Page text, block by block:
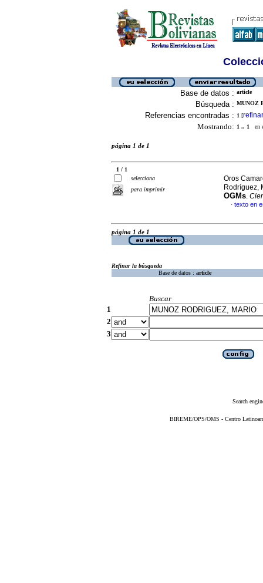
Base de datos : article
Búsqueda : MUNOZ
Referencias encontradas : 1 [refinar
Mostrando: 1 .. 1 en
página 1 de 1
1 / 1
selecciona
para imprimir
Oros
Rodríguez,
OGMs.
· texto en
página 1 de 1
Refinar la búsqueda
Base de datos : article
Buscar
1
2
3
Search
BIREME/OPS/OMS - Centro